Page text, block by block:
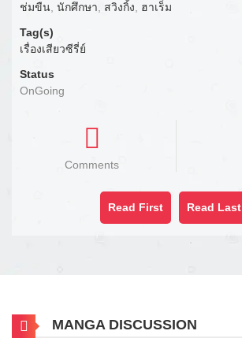
ช่มขืน, นักศึกษา, สวิงกิ้ง, ฮาเร็ม
Tag(s)
เรื่องเสียวซีรี่ย์
Status
OnGoing
Comments
Read First Read Last
MANGA DISCUSSION